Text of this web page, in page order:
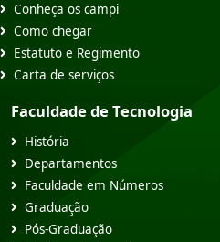
Conheça os campi
Como chegar
Estatuto e Regimento
Carta de serviços
Faculdade de Tecnologia
História
Departamentos
Faculdade em Números
Graduação
Pós-Graduação